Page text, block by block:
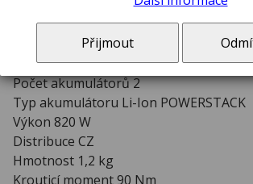
Kapacita akumulátoru 1,7 Ah
Model DCD805E2T
Napětí akumulátoru 18 V
Otáčky na prázdno 0 - 650 / 0 - 2000
Počet akumulátorů 2
Typ akumulátoru Li-Ion POWERSTACK
Výkon 820 W
Distribuce CZ
Hmotnost 1,2 kg
Krouticí moment 90 Nm
Přijmout